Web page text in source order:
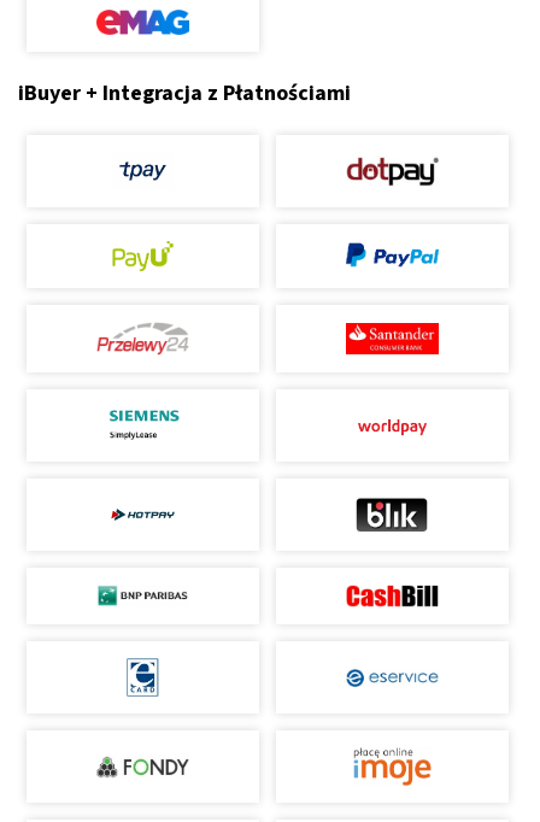
iBuyer + Integracja z Płatnościami